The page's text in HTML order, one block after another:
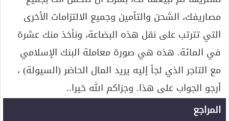
مصاريفك، الشحن والتأمين وجميع الالتزامات الأخرى
التي تترتب على نقل هذه البضاعة، ونأخذ منك عشرة
في المائة. هذه هي صورة معاملة البنك الإسلامي
مع التاجر الذي لجأ إليه يريد المال الحاضر (السيولة) ،
أرجو الجواب على هذا. وجزاكم الله خيرا..
المراجع